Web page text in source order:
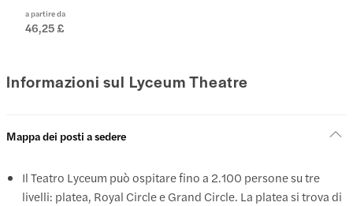
a partire da
46,25 £
Informazioni sul Lyceum Theatre
Mappa dei posti a sedere
Il Teatro Lyceum può ospitare fino a 2.100 persone su tre
livelli: platea, Royal Circle e Grand Circle. La platea si trova di